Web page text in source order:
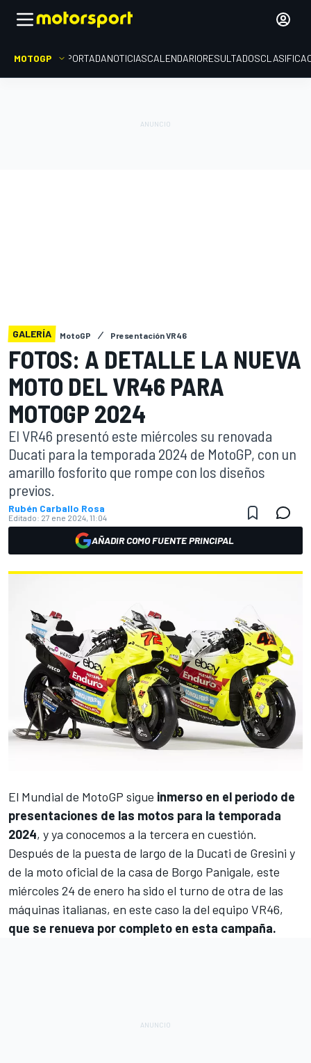
MOTOGP PORTADANOTICIASCALENDARIORESULTADOS
GALERÍA MotoGP Presentación VR46
FOTOS: A DETALLE LA NUEVA
MOTO DEL VR46 PARA
MOTOGP 2024
El VR46 presentó este miércoles su renovada
Ducati para la temporada 2024 de MotoGP, con un
amarillo fosforito que rompe con los diseños
previos.
Rubén Carballo Rosa
Editado: 27 ene 2024, 11:04
AÑADIR COMO FUENTE PRINCIPAL
El Mundial de MotoGP sigue inmerso en el periodo de
presentaciones de las motos para la temporada
2024, y ya conocemos a la tercera en cuestión.
Después de la puesta de largo de la Ducati de Gresini y
de la moto oficial de la casa de Borgo Panigale, este
miércoles 24 de enero ha sido el turno de otra de las
máquinas italianas, en este caso la del equipo VR46,
que se renueva por completo en esta campaña.